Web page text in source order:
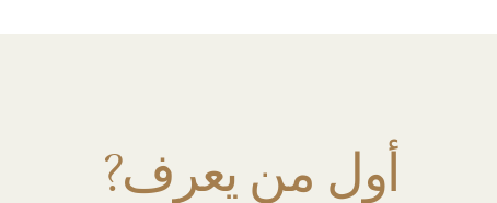
أول من يعرف?